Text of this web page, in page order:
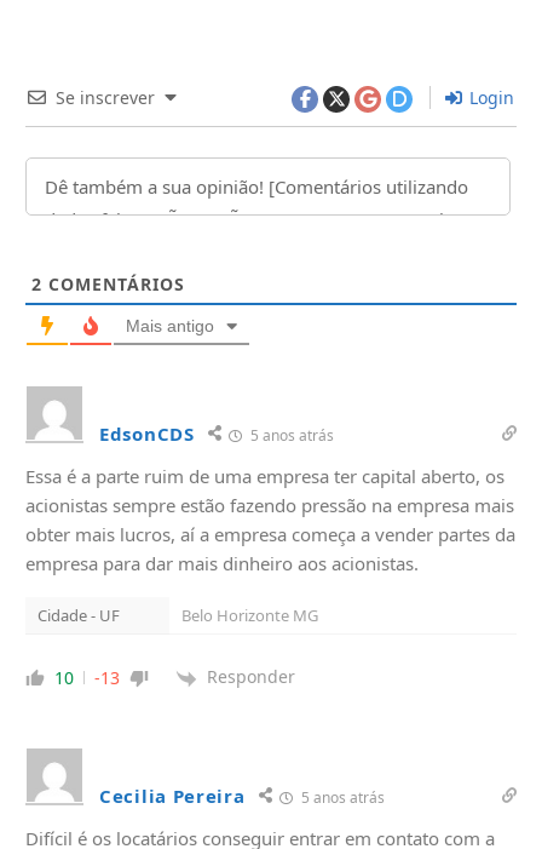
Se inscrever Login
2 COMENTÁRIOS
Mais antigo
EdsonCDS 5 anos atrás
Essa é a parte ruim de uma empresa ter capital aberto, os
acionistas sempre estão fazendo pressão na empresa mais
obter mais lucros, aí a empresa começa a vender partes da
empresa para dar mais dinheiro aos acionistas.
Cidade - UF Belo Horizonte MG
10 -13 Responder
Cecilia Pereira 5 anos atrás
Difícil é os locatários conseguir entrar em contato com a